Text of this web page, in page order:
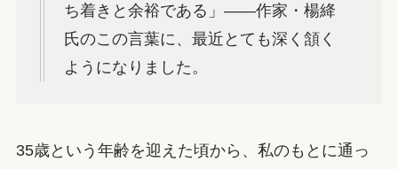
ち着きと余裕である」——作家・楊絳
氏のこの言葉に、最近とても深く頷く
ようになりました。
35歳という年齢を迎えた頃から、私のもとに通っ